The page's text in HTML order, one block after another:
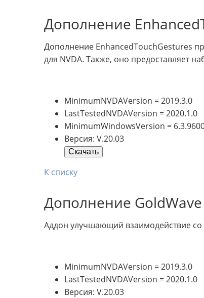
Дополнение
Дополнение EnhancedTouchGestures
для NVDA. Также, оно предоставляет
MinimumNVDAVersion = 2019.3.0
LastTestedNVDAVersion = 2020.1.0
MinimumWindowsVersion =
Версия: V.20.03
Скачать
К списку
Дополнение GoldWave
Аддон улучшающий взаимодействие со
MinimumNVDAVersion = 2019.3.0
LastTestedNVDAVersion = 2020.1.0
Версия: V.20.03